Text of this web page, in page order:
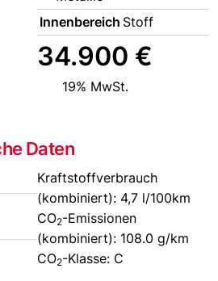
Innenbereich Stoff
34.900 €
19% MwSt.
Daten
Kraftstoffverbrauch
(kombiniert): 4,7 l/100km
CO2-Emissionen
(kombiniert): 108.0 g/km
CO2-Klasse: C